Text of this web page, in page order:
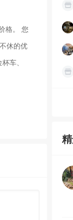
格。 您
休的优
车、